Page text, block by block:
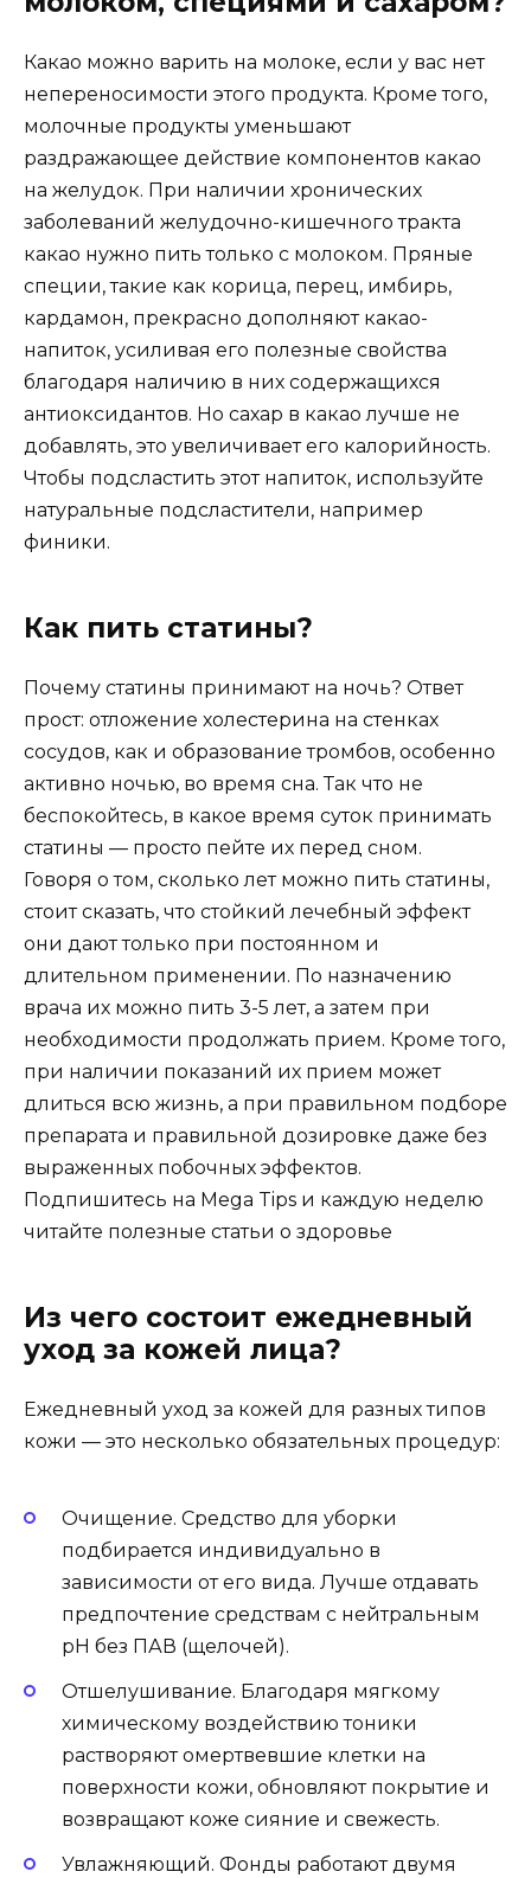
Какао можно варить на молоке, если у вас нет
непереносимости этого продукта. Кроме того,
молочные продукты уменьшают
раздражающее действие компонентов какао
на желудок. При наличии хронических
заболеваний желудочно-кишечного тракта
какао нужно пить только с молоком. Пряные
специи, такие как корица, перец, имбирь,
кардамон, прекрасно дополняют какао-
напиток, усиливая его полезные свойства
благодаря наличию в них содержащихся
антиоксидантов. Но сахар в какао лучше не
добавлять, это увеличивает его калорийность.
Чтобы подсластить этот напиток, используйте
натуральные подсластители, например
финики.
Как пить статины?
Почему статины принимают на ночь? Ответ
прост: отложение холестерина на стенках
сосудов, как и образование тромбов, особенно
активно ночью, во время сна. Так что не
беспокойтесь, в какое время суток принимать
статины — просто пейте их перед сном.
Говоря о том, сколько лет можно пить статины,
стоит сказать, что стойкий лечебный эффект
они дают только при постоянном и
длительном применении. По назначению
врача их можно пить 3-5 лет, а затем при
необходимости продолжать прием. Кроме того,
при наличии показаний их прием может
длиться всю жизнь, а при правильном подборе
препарата и правильной дозировке даже без
выраженных побочных эффектов.
Подпишитесь на Mega Tips и каждую неделю
читайте полезные статьи о здоровье
Из чего состоит ежедневный
уход за кожей лица?
Ежедневный уход за кожей для разных типов
кожи — это несколько обязательных процедур:
Очищение. Средство для уборки
подбирается индивидуально в
зависимости от его вида. Лучше отдавать
предпочтение средствам с нейтральным
pH без ПАВ (щелочей).
Отшелушивание. Благодаря мягкому
химическому воздействию тоники
растворяют омертвевшие клетки на
поверхности кожи, обновляют покрытие и
возвращают коже сияние и свежесть.
Увлажняющий. Фонды работают двумя